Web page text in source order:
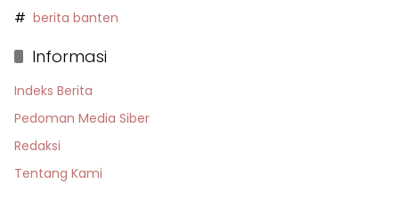
berita banten
Informasi
Indeks Berita
Pedoman Media Siber
Redaksi
Tentang Kami